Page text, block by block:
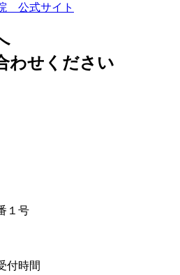
公式サイト
わせください
１号